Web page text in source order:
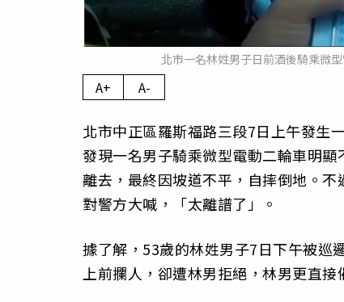
北市一名林姓男子日前酒後騎乘微
A+ A-
北市中正區羅斯福路三段7日上午發生
發現一名男子騎乘微型電動二輪車明
離去，最終因坡道不平，自摔倒地。
對警方大喊，「太離譜了」。
據了解，53歲的林姓男子7日下午被巡
上前攔人，卻遭林男拒絕，林男更直